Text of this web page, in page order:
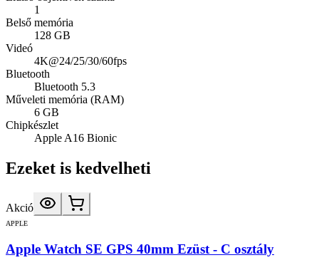
1
Belső memória
128 GB
Videó
4K@24/25/30/60fps
Bluetooth
Bluetooth 5.3
Műveleti memória (RAM)
6 GB
Chipkészlet
Apple A16 Bionic
Ezeket is kedvelheti
Akció
APPLE
Apple Watch SE GPS 40mm Ezüst - C osztály